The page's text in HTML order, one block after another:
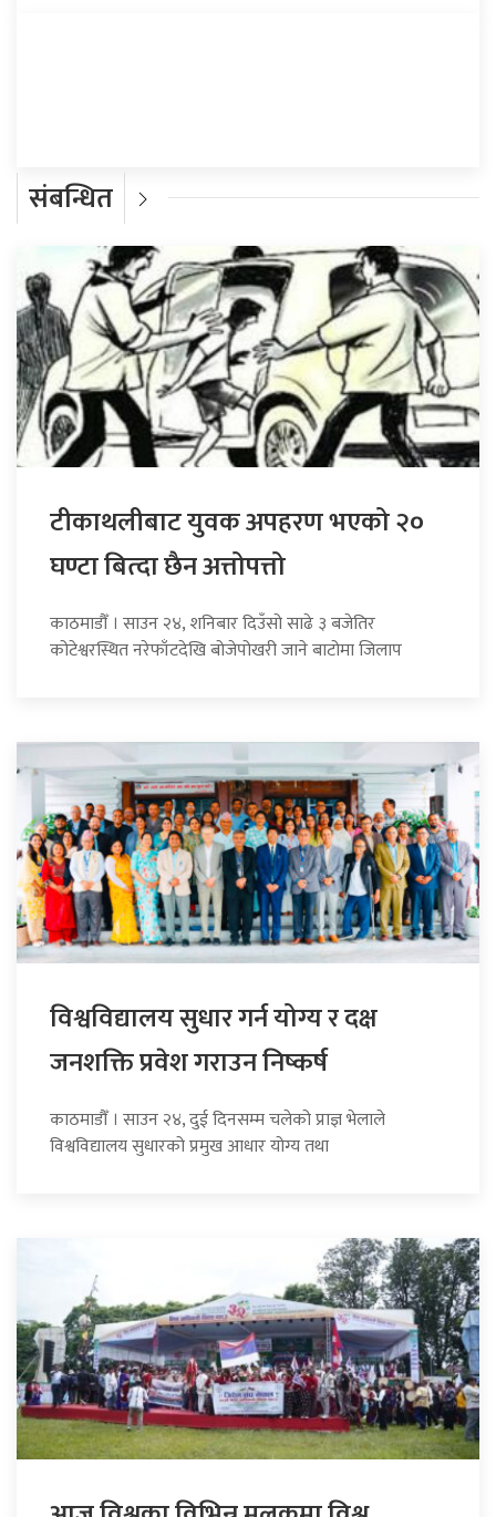
संबन्धित
टीकाथलीबाट युवक अपहरण भएको २०
घण्टा बित्दा छैन अत्तोपत्तो
काठमाडौँ । साउन २४, शनिबार दिउँसो साढे ३ बजेतिर
कोटेश्वरस्थित नरेफाँटदेखि बोजेपोखरी जाने बाटोमा जिलाप
विश्वविद्यालय सुधार गर्न योग्य र दक्ष
जनशक्ति प्रवेश गराउन निष्कर्ष
काठमाडौँ । साउन २४, दुई दिनसम्म चलेको प्राज्ञ भेलाले
विश्वविद्यालय सुधारको प्रमुख आधार योग्य तथा